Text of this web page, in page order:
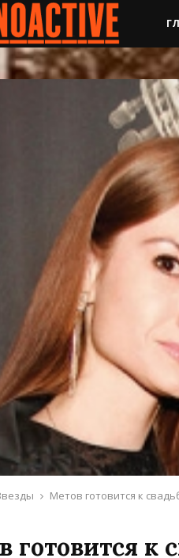
Метов готовится к
готовится к